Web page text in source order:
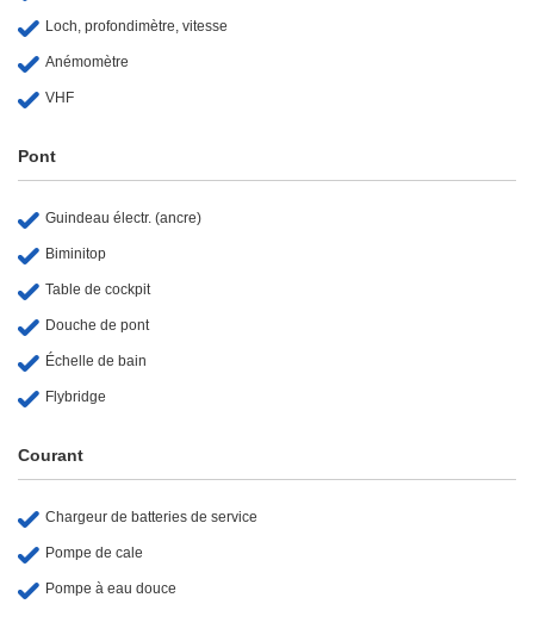
Loch, profondimètre, vitesse
Anémomètre
VHF
Pont
Guindeau électr. (ancre)
Biminitop
Table de cockpit
Douche de pont
Échelle de bain
Flybridge
Courant
Chargeur de batteries de service
Pompe de cale
Pompe à eau douce